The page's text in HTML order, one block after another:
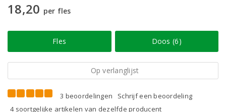
18,20 per fles
Fles Doos (6)
Op verlanglijst
3 beoordelingen
Schrijf een beoordeling
4 soortgelijke artikelen van dezelfde producent